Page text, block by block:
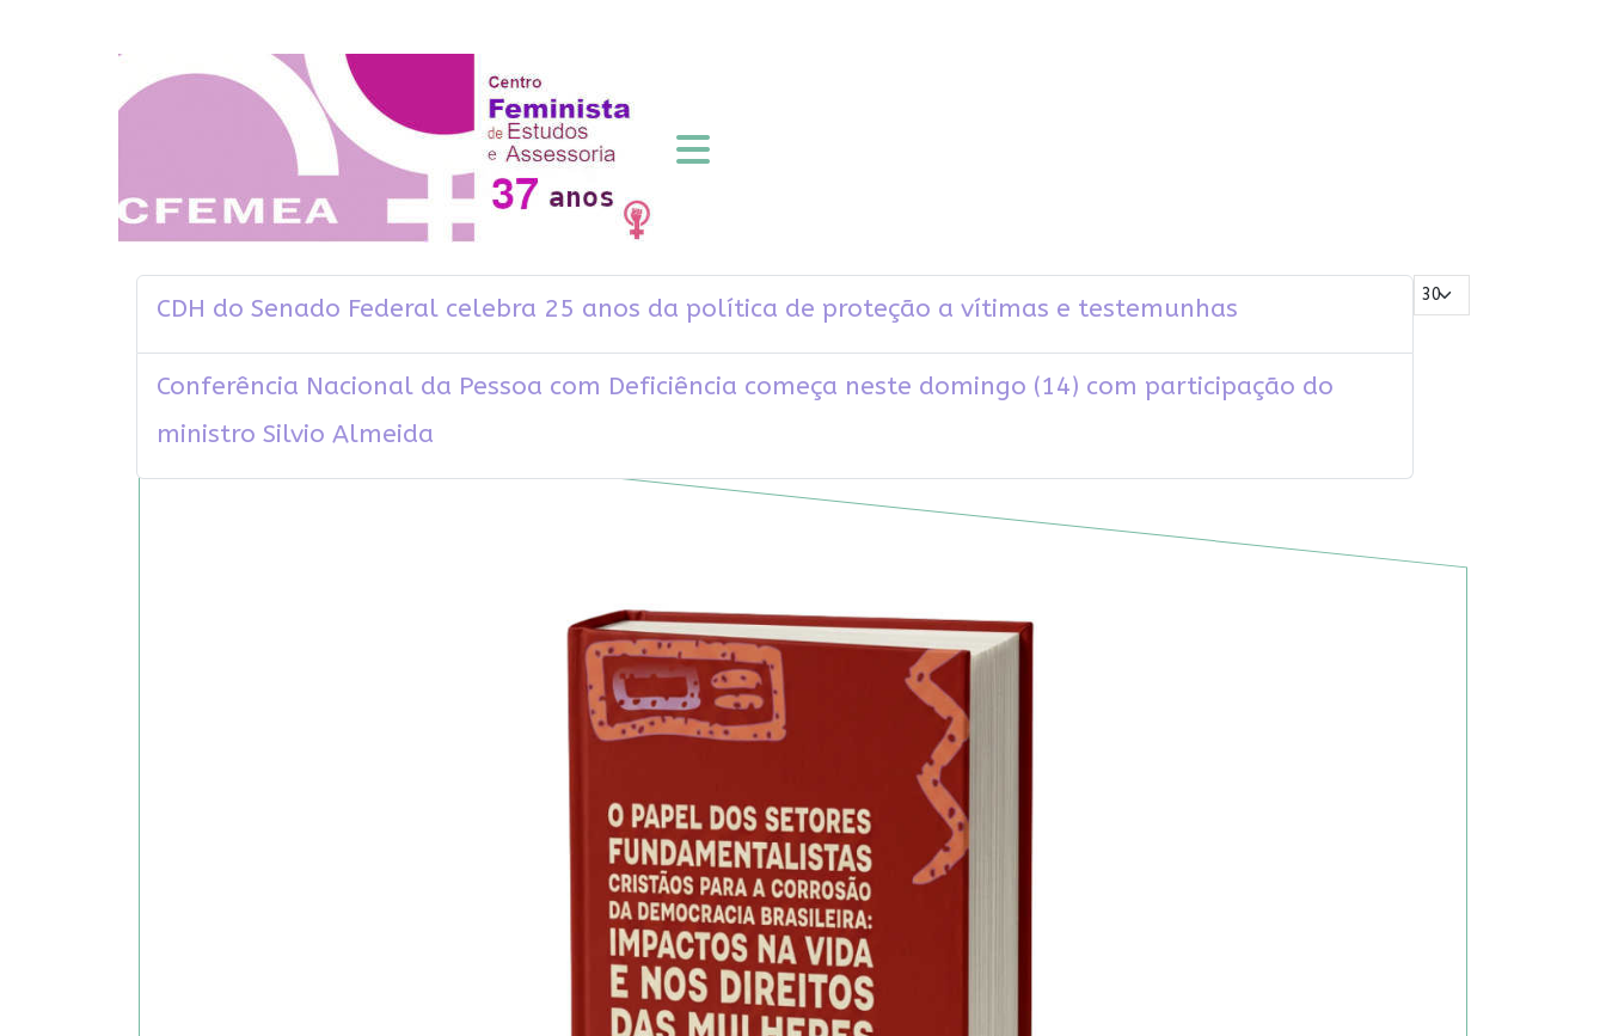
Mostrar #
CDH do Senado Federal celebra 25 anos da política de proteção a vítimas e testemunhas
Conferência Nacional da Pessoa com Deficiência começa neste domingo (14) com participação do
ministro Silvio Almeida